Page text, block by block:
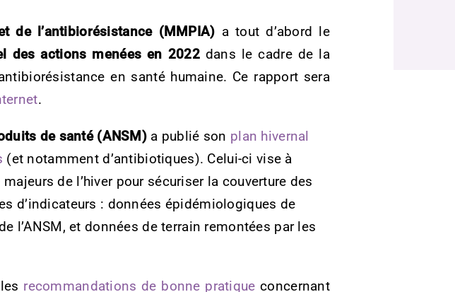
de l’antibiorésistance (MMPIA) a tout d’abord le
des actions menées en 2022dans le cadre de la
en santé humaine. Ce rapport sera
.
de santé (ANSM) a publié son plan hivernal
(et notamment d’antibiotiques). Celui-ci vise à
de l’hiver pour sécuriser la couverture des
d’indicateurs : données épidémiologiques de
l’ANSM, et données de terrain remontées par les
recommandations de bonne pratique concernant